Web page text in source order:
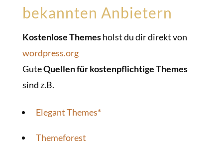
bekannten Anbietern
Kostenlose Themesholst du dir direkt von
wordpress.org
GuteQuellen für kostenpflichtige Themes
sind z.B.
Elegant Themes*
Themeforest